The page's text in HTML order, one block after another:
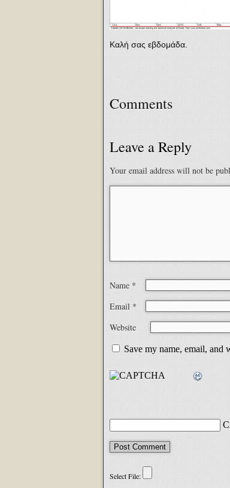
Καλή σας εβδομάδα.
Comments
Leave a Reply
Your email address will not be
Name *
Email *
Website
Save my name, email, and